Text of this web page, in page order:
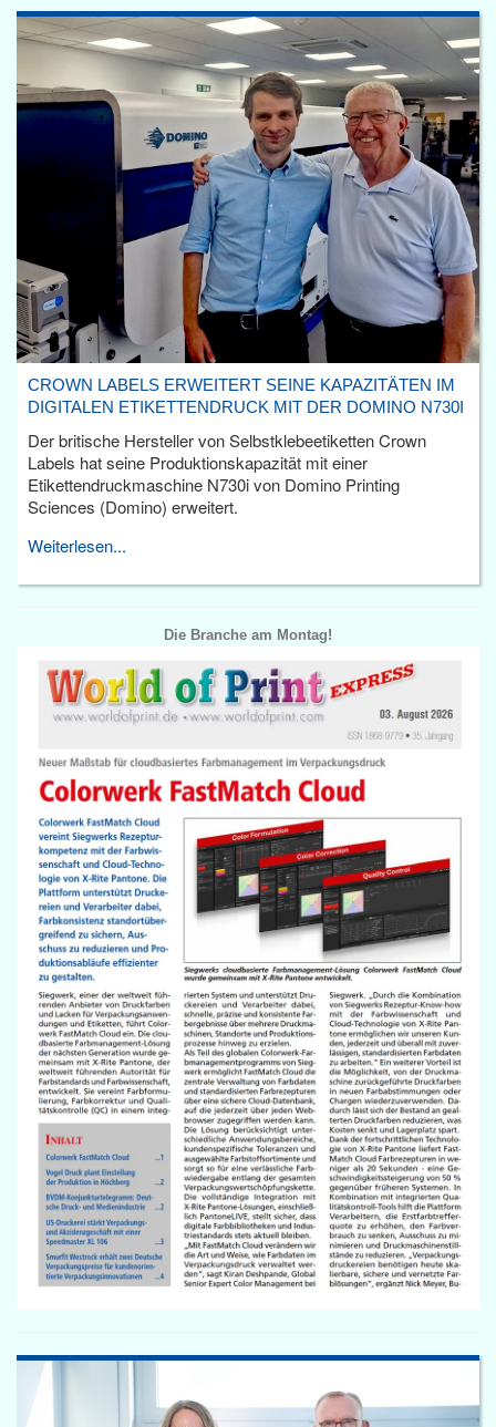
CROWN LABELS ERWEITERT SEINE KAPAZITÄTEN IM
DIGITALEN ETIKETTENDRUCK MIT DER DOMINO N730I
Der britische Hersteller von Selbstklebeetiketten Crown
Labels hat seine Produktionskapazität mit einer
Etikettendruckmaschine N730i von Domino Printing
Sciences (Domino) erweitert.
Weiterlesen...
Die Branche am Montag!